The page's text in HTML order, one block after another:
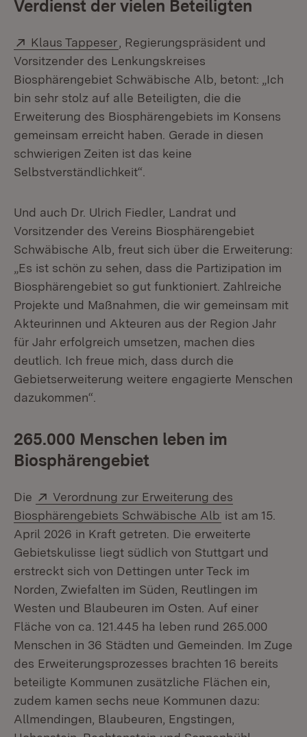
Verdienst der vielen Beteiligten
Extern:
Klaus Tappeser (Öffnet in neuem Fenster)
, Regierungspräsident und
Vorsitzender des Lenkungskreises
Biosphärengebiet Schwäbische Alb, betont: „Ich
bin sehr stolz auf alle Beteiligten, die die
Erweiterung des Biosphärengebiets im Konsens
gemeinsam erreicht haben. Gerade in diesen
schwierigen Zeiten ist das keine
Selbstverständlichkeit“.
Und auch Dr. Ulrich Fiedler, Landrat und
Vorsitzender des Vereins Biosphärengebiet
Schwäbische Alb, freut sich über die Erweiterung:
„Es ist schön zu sehen, dass die Partizipation im
Biosphärengebiet so gut funktioniert. Zahlreiche
Projekte und Maßnahmen, die wir gemeinsam mit
Akteurinnen und Akteuren aus der Region Jahr
für Jahr erfolgreich umsetzen, machen dies
deutlich. Ich freue mich, dass durch die
Gebietserweiterung weitere engagierte Menschen
dazukommen“.
265.000 Menschen leben im
Biosphärengebiet
Die Extern:
Verordnung zur Erweiterung des
Biosphärengebiets Schwäbische Alb (Öffnet in
ist am 15.
April 2026 in Kraft getreten. Die erweiterte
Gebietskulisse liegt südlich von Stuttgart und
erstreckt sich von Dettingen unter Teck im
Norden, Zwiefalten im Süden, Reutlingen im
Westen und Blaubeuren im Osten. Auf einer
Fläche von ca. 121.445 ha leben rund 265.000
Menschen in 36 Städten und Gemeinden. Im Zuge
des Erweiterungsprozesses brachten 16 bereits
beteiligte Kommunen zusätzliche Flächen ein,
zudem kamen sechs neue Kommunen dazu:
Allmendingen, Blaubeuren, Engstingen,